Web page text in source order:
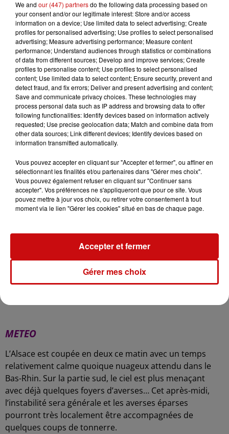
l'intérieur de l'université de la Sorbonne à Paris. Les
étudiants, réunis en assemblée générale, y avaient voté
"l'occupation" du site, dans le cadre de l'opposition à la
réforme de l'accès à l'université.
A Strasbourg, la reprise du blocage du Patio a été votée
pour lundi.
LE TRIBUNAL DE NANTERRE REND SON PREMIER
ARBITRAGE JUDICIAIRE DANS LA BATAILLE POUR
L'HÉRITAGE DE JOHNNY HALLYDAY.
immobiliers et les droits artistiques du chanteur, à la
demande des deux aînés du chanteur, David Hallyday et
Laura Smet.
REBONDISSEMENTS...
L'OM est qualifié pour les demi-finales de la Ligue
Europa, après sa victoire 5-2 face au RB Liebzig hier soir.
Les Marseillais affronteront Salzbourg, Arsenal ou
METEO
L’Alsace est coupée en deux ce matin avec un temps
relativement calme quoique nuageux attendu dans le
Bas-Rhin. Sur la partie sud, le ciel est plus menaçant
avec déjà quelques foyers d’averses… Cet après-midi,
l’instabilité sera générale et les averses éparses
pourront très localement être accompagnées de
quelques coups de tonnerre.
We and our (447) partnersdo the following data processing based on
your consent and/or our legitimate interest: Store and/or access
information on a device; Use limited data to select advertising; Create
profiles for personalised advertising; Use profiles to select personalised
advertising; Measure advertising performance; Measure content
performance; Understand audiences through statistics or combinations
of data from different sources; Develop and improve services; Create
profiles to personalise content; Use profiles to select personalised
content; Use limited data to select content; Ensure security, prevent and
detect fraud, and fix errors; Deliver and present advertising and content;
Save and communicate privacy choices. These technologies may
process personal data such as IP address and browsing data to offer
following functionalities: Identify devices based on information actively
requested; Use precise geolocation data; Match and combine data from
other data sources; Link different devices; Identify devices based on
information transmitted automatically.
Vous pouvez accepter en cliquant sur "Accepter et fermer", ou affiner en
sélectionnant les finalités et/ou partenaires dans "Gérer mes choix".
Vous pouvez également refuser en cliquant sur "Continuer sans
accepter". Vos préférences ne s'appliqueront que pour ce site. Vous
pouvez mettre à jour vos choix, ou retirer votre consentement à tout
moment via le lien "Gérer les cookies" situé en bas de chaque page.
Gérer mes choix
Accepter et fermer